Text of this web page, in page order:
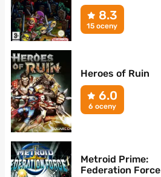
8.3
15 oceny
Heroes of Ruin
6.0
6 oceny
Metroid Prime:
Federation Force